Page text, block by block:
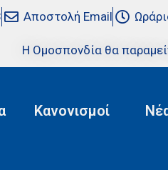
Αποστολή Email
Η Ομοσπονδία θα
Κανονισμοί